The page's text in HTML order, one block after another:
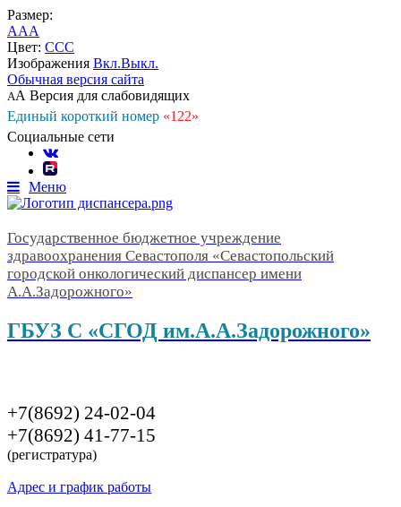
Размер:
AAA
Цвет: CCC
Изображения Вкл.Выкл.
Обычная версия сайта
АА Версия для слабовидящих
Единый короткий номер «122»
Социальные сети
Меню
Государственное бюджетное учреждение
здравоохранения Севастополя «Севастопольский
городской онкологический диспансер имени
А.А.Задорожного»
ГБУЗ С «СГОД им.А.А.Задорожного»
+7(8692) 24-02-04
+7(8692) 41-77-15
(регистратура)
Адрес и график работы